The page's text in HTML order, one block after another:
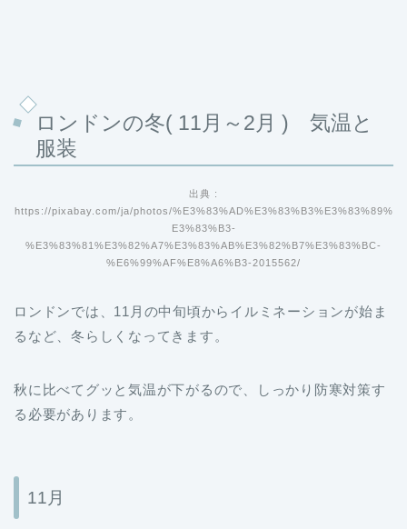
ロンドンの冬( 11月～2月 ) 気温と
服装
出典 :
https://pixabay.com/ja/photos/%E3%83%AD%E3%83%B3%E3%83%89%
E3%83%B3-
%E3%83%81%E3%82%A7%E3%83%AB%E3%82%B7%E3%83%BC-
%E6%99%AF%E8%A6%B3-2015562/
ロンドンでは、11月の中旬頃からイルミネーションが始ま
るなど、冬らしくなってきます。
秋に比べてグッと気温が下がるので、しっかり防寒対策す
る必要があります。
11月